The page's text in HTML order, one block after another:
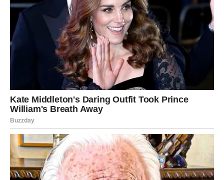
su zaslađeni ili sadrže sastojke koji zapravo nisu zdravi.
Čitanje deklaracija je ključno – samo detaljnim
pregledom sastava proizvoda možemo dobiti pravu sliku
o njegovom uticaju na naše zdravlje. Razumevanje
oznaka i sastojaka može pomoći potrošačima da donesu
bolje odluke o ishrani.Veličina porcije igra važnu ulogu
čak i zdrava namirnica može postati štetna ako se
konzumira u prekomernim količinama. Kontrola porcija
može značajno smanjiti rizik od prekomernog unosa
kalorija i šećera.
najbolji izbor – voće, povrće, integralne žitarice i nemasni
proteini su najpouzdaniji izvor hranljivih materija. Takve
namirnice ne samo da su hranljive, već i doprinose
dugotrajnom osećaju sitosti.Zaključno, umerenost i